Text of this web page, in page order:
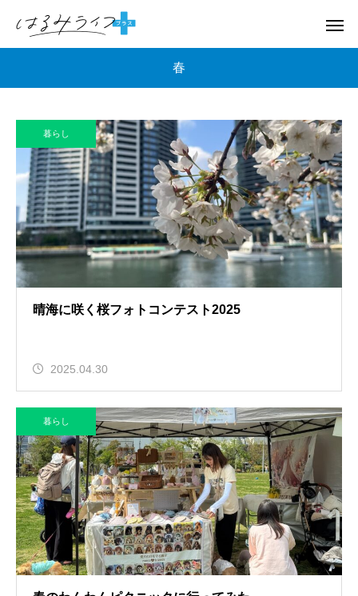
春
暮らし
晴海に咲く桜フォトコンテスト2025
2025.04.30
暮らし